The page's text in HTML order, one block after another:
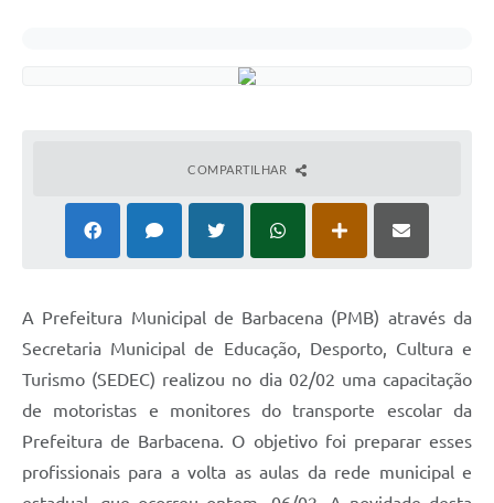
PCA (Planos de Contratações Anuais)
Conta de água (SAS)
PNAB 2026 - Ciclo 2
Intranet
COMPARTILHAR
A Prefeitura Municipal de Barbacena (PMB) através da
Secretaria Municipal de Educação, Desporto, Cultura e
Turismo (SEDEC) realizou no dia 02/02 uma capacitação
de motoristas e monitores do transporte escolar da
Prefeitura de Barbacena. O objetivo foi preparar esses
profissionais para a volta as aulas da rede municipal e